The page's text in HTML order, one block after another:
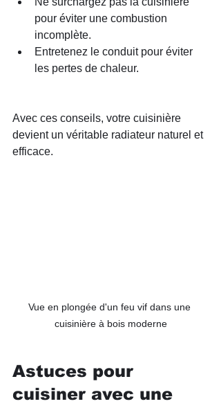
pour éviter une combustion
incomplète.
Entretenez le conduit pour éviter
les pertes de chaleur.
Avec ces conseils, votre cuisinière
devient un véritable radiateur naturel et
efficace.
Vue en plongée d'un feu vif dans une
cuisinière à bois moderne
Astuces pour
cuisiner avec une